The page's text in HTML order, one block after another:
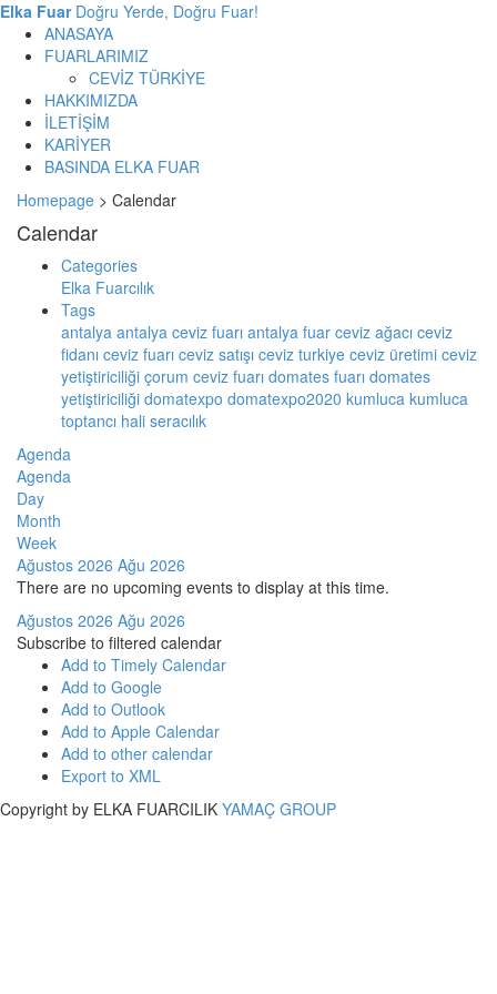
Elka Fuar Doğru Yerde, Doğru Fuar!
ANASAYA
FUARLARIMIZ
CEVİZ TÜRKİYE
HAKKIMIZDA
İLETİŞİM
KARİYER
BASINDA ELKA FUAR
Homepage > Calendar
Calendar
Categories
Elka Fuarcılık
Tags
antalya antalya ceviz fuarı antalya fuar ceviz ağacı ceviz
fidanı ceviz fuarı ceviz satışı ceviz turkiye ceviz üretimi ceviz
yetiştiriciliği çorum ceviz fuarı domates fuarı domates
yetiştiriciliği domatexpo domatexpo2020 kumluca kumluca
toptancı hali seracılık
Agenda
Agenda
Day
Month
Week
Ağustos 2026 Ağu 2026
There are no upcoming events to display at this time.
Ağustos 2026 Ağu 2026
Subscribe to filtered calendar
Add to Timely Calendar
Add to Google
Add to Outlook
Add to Apple Calendar
Add to other calendar
Export to XML
Copyright by ELKA FUARCILIK YAMAÇ GROUP